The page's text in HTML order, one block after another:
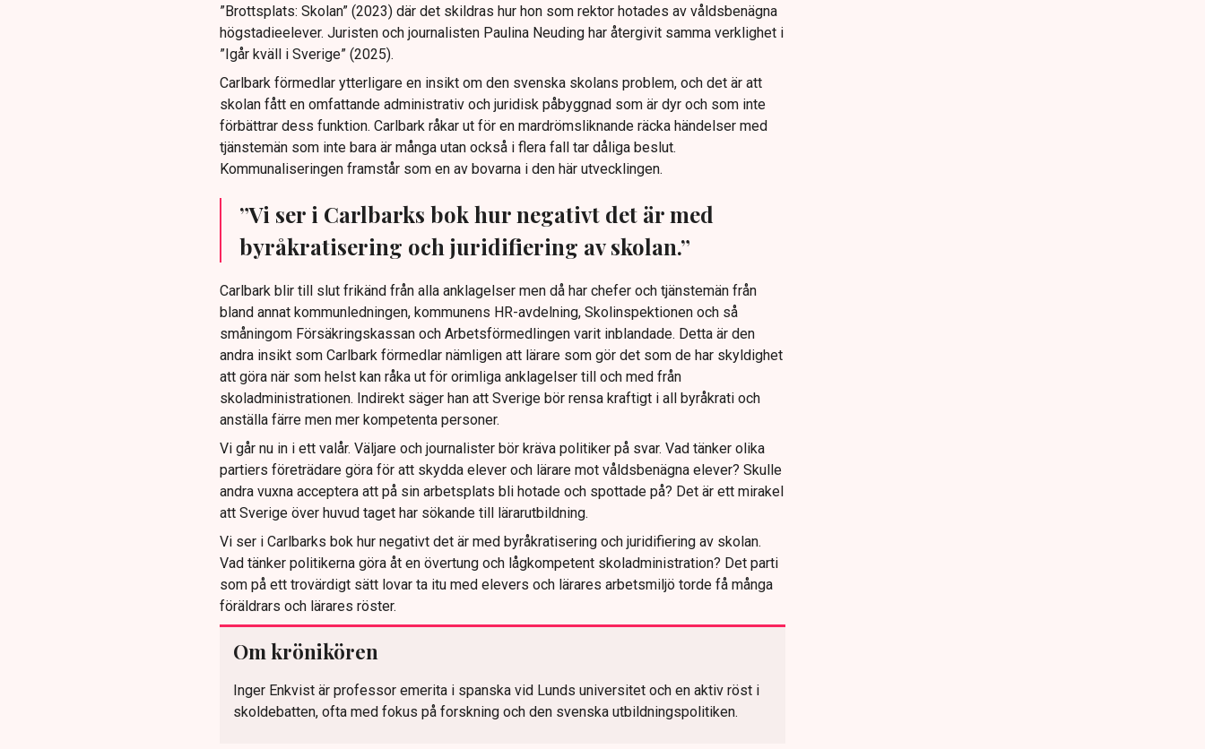
”Brottsplats: Skolan” (2023) där det skildras hur hon som rektor hotades av våldsbenägna
högstadieelever. Juristen och journalisten Paulina Neuding har återgivit samma verklighet i
”Igår kväll i Sverige” (2025).
Carlbark förmedlar ytterligare en insikt om den svenska skolans problem, och det är att
skolan fått en omfattande administrativ och juridisk påbyggnad som är dyr och som inte
förbättrar dess funktion. Carlbark råkar ut för en mardrömsliknande räcka händelser med
tjänstemän som inte bara är många utan också i flera fall tar dåliga beslut.
Kommunaliseringen framstår som en av bovarna i den här utvecklingen.
”Vi ser i Carlbarks bok hur negativt det är med
byråkratisering och juridifiering av skolan.”
Carlbark blir till slut frikänd från alla anklagelser men då har chefer och tjänstemän från
bland annat kommunledningen, kommunens HR-avdelning, Skolinspektionen och så
småningom Försäkringskassan och Arbetsförmedlingen varit inblandade. Detta är den
andra insikt som Carlbark förmedlar nämligen att lärare som gör det som de har skyldighet
att göra när som helst kan råka ut för orimliga anklagelser till och med från
skoladministrationen. Indirekt säger han att Sverige bör rensa kraftigt i all byråkrati och
anställa färre men mer kompetenta personer.
Vi går nu in i ett valår. Väljare och journalister bör kräva politiker på svar. Vad tänker olika
partiers företrädare göra för att skydda elever och lärare mot våldsbenägna elever? Skulle
andra vuxna acceptera att på sin arbetsplats bli hotade och spottade på? Det är ett mirakel
att Sverige över huvud taget har sökande till lärarutbildning.
Vi ser i Carlbarks bok hur negativt det är med byråkratisering och juridifiering av skolan.
Vad tänker politikerna göra åt en övertung och lågkompetent skoladministration? Det parti
som på ett trovärdigt sätt lovar ta itu med elevers och lärares arbetsmiljö torde få många
föräldrars och lärares röster.
Om krönikören
Inger Enkvist är professor emerita i spanska vid Lunds universitet och en aktiv röst i
skoldebatten, ofta med fokus på forskning och den svenska utbildningspolitiken.